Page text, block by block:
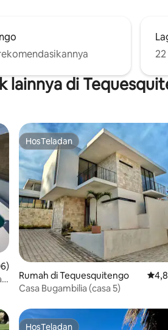
lainnya di
4,84 dari 5, 106 ulasan
HosTeladan
HosTeladan
Rumah di Tequesquitengo Nilai
Casa Bugambilia (casa 5)
HosTeladan